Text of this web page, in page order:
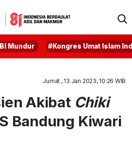
Mundur #Kongres Umat Islam
Jumat , 13 Jan 2023, 10:26 WIB
Akibat Chiki
Bandung Kiwari